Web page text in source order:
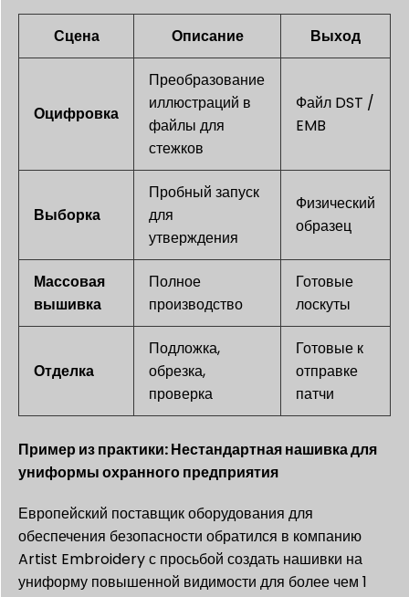
Сцена Описание Выход
Оцифровка
Преобразование
иллюстраций в
файлы для
стежков
Файл DST /
EMB
Выборка
Пробный запуск
для
утверждения
Физический
образец
Массовая
вышивка
Полное
производство
Готовые
лоскуты
Отделка
Подложка,
обрезка,
проверка
Готовые к
отправке
патчи
Пример из практики: Нестандартная нашивка для
униформы охранного предприятия
Европейский поставщик оборудования для
обеспечения безопасности обратился в компанию
Artist Embroidery с просьбой создать нашивки на
униформу повышенной видимости для более чем 1